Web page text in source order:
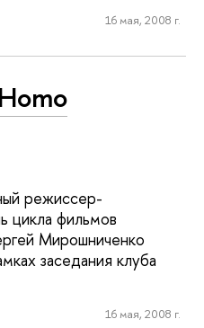
16 мая, 2008 г.
режиссер-
цикла фильмов
Мирошниченко
заседания клуба
16 мая, 2008 г.